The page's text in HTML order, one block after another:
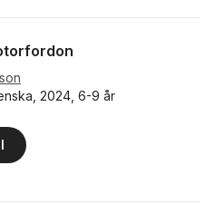
2024, 6-9 år